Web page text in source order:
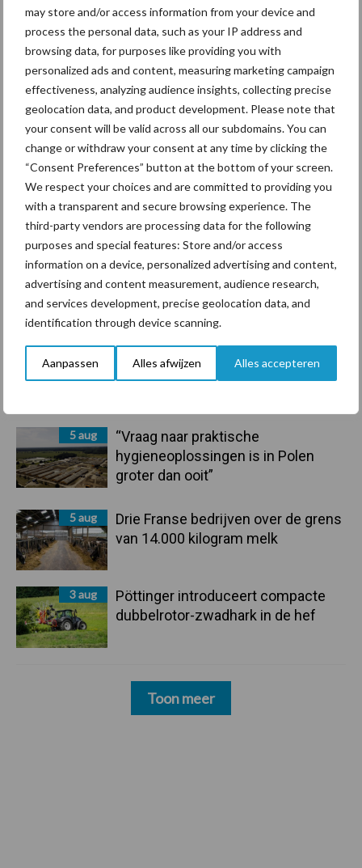
may store and/or access information from your device and
process the personal data, such as your IP address and
browsing data, for purposes like providing you with
personalized ads and content, measuring marketing campaign
effectiveness, analyzing audience insights, collecting precise
geolocation data, and product development. Please note that
your consent will be valid across all our subdomains. You can
change or withdraw your consent at any time by clicking the
“Consent Preferences” button at the bottom of your screen.
We respect your choices and are committed to providing you
with a transparent and secure browsing experience. The
third-party vendors are processing data for the following
purposes and special features: Store and/or access
information on a device, personalized advertising and content,
advertising and content measurement, audience research,
and services development, precise geolocation data, and
identification through device scanning.
Aanpassen Alles afwijzen Alles accepteren
Primaire
Sidebar
Recent nieuws Partner nieuws
ForFarmers ziet volume en
marktaandeel groeien in krimpende
Nederlandse markt
Tien praktische tips voor een
langere levensduur
5 aug
“Vraag naar praktische
hygieneoplossingen is in Polen
groter dan ooit”
5 aug
Drie Franse bedrijven over de grens
van 14.000 kilogram melk
3 aug
Pöttinger introduceert compacte
dubbelrotor-zwadhark in de hef
Toon meer
Mastitis Hittestress
Toon meer